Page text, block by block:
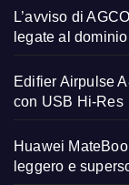
L’avviso di
legate al
Edifier Airpulse
con USB Hi-Res
Huawei
leggero e